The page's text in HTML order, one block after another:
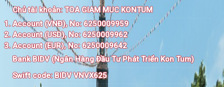
Chủ tài khoản:TOA GIAM MUC KONTUM
Account (VNĐ), No: 6250009959
Account (USD), No: 6250009962
Account (EUR), No: 6250009642
Bank BIDV (Ngân Hàng Đầu Tư Phát Triển Kon Tum)
Swift code:BIDV VNVX625